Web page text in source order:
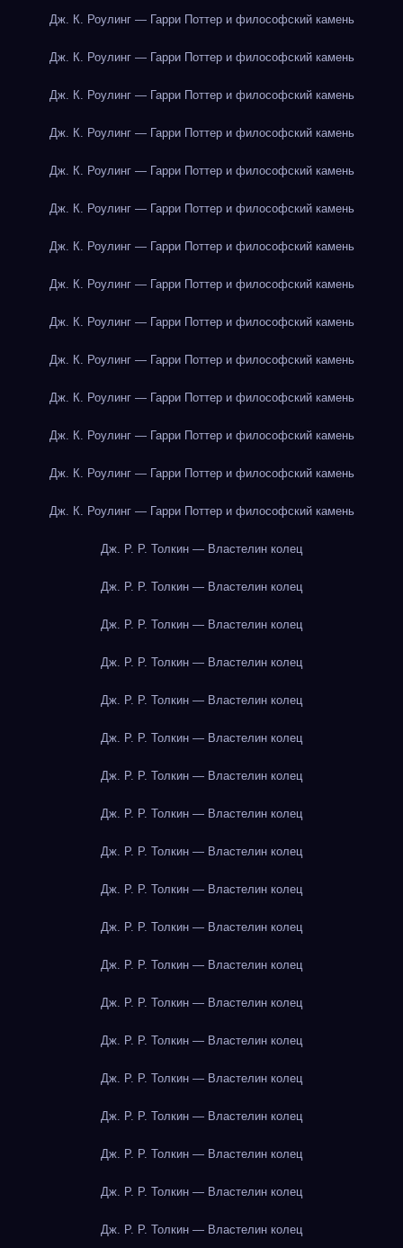
Дж. К. Роулинг — Гарри Поттер и философский камень
Дж. К. Роулинг — Гарри Поттер и философский камень
Дж. К. Роулинг — Гарри Поттер и философский камень
Дж. К. Роулинг — Гарри Поттер и философский камень
Дж. К. Роулинг — Гарри Поттер и философский камень
Дж. К. Роулинг — Гарри Поттер и философский камень
Дж. К. Роулинг — Гарри Поттер и философский камень
Дж. К. Роулинг — Гарри Поттер и философский камень
Дж. К. Роулинг — Гарри Поттер и философский камень
Дж. К. Роулинг — Гарри Поттер и философский камень
Дж. К. Роулинг — Гарри Поттер и философский камень
Дж. К. Роулинг — Гарри Поттер и философский камень
Дж. К. Роулинг — Гарри Поттер и философский камень
Дж. К. Роулинг — Гарри Поттер и философский камень
Дж. Р. Р. Толкин — Властелин колец
Дж. Р. Р. Толкин — Властелин колец
Дж. Р. Р. Толкин — Властелин колец
Дж. Р. Р. Толкин — Властелин колец
Дж. Р. Р. Толкин — Властелин колец
Дж. Р. Р. Толкин — Властелин колец
Дж. Р. Р. Толкин — Властелин колец
Дж. Р. Р. Толкин — Властелин колец
Дж. Р. Р. Толкин — Властелин колец
Дж. Р. Р. Толкин — Властелин колец
Дж. Р. Р. Толкин — Властелин колец
Дж. Р. Р. Толкин — Властелин колец
Дж. Р. Р. Толкин — Властелин колец
Дж. Р. Р. Толкин — Властелин колец
Дж. Р. Р. Толкин — Властелин колец
Дж. Р. Р. Толкин — Властелин колец
Дж. Р. Р. Толкин — Властелин колец
Дж. Р. Р. Толкин — Властелин колец
Дж. Р. Р. Толкин — Властелин колец